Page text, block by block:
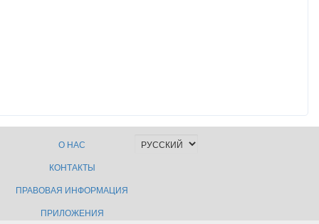
О НАС
КОНТАКТЫ
ПРАВОВАЯ ИНФОРМАЦИЯ
ПРИЛОЖЕНИЯ